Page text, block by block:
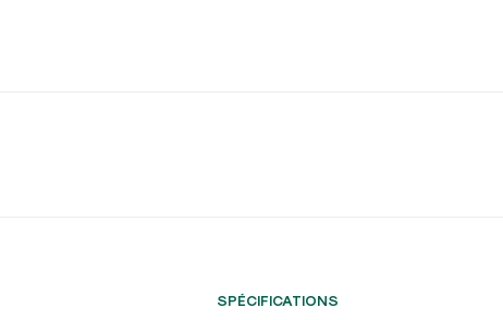
SPÉCIFICATIONS